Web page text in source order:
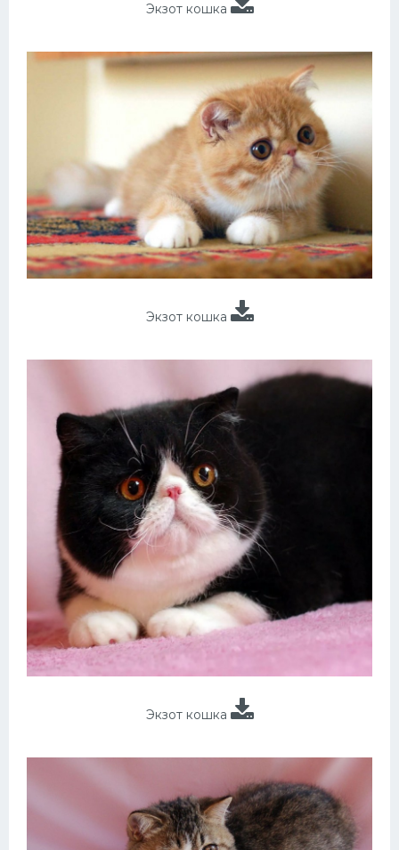
Экзот кошка
Экзот кошка
Экзот кошка